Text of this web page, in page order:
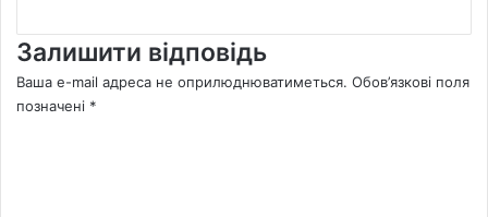
Залишити відповідь
Ваша e-mail адреса не оприлюднюватиметься. Обов’язкові поля
позначені *